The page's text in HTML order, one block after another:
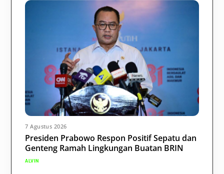
7 Agustus 2026
Presiden Prabowo Respon Positif Sepatu dan
Genteng Ramah Lingkungan Buatan BRIN
ALVIN